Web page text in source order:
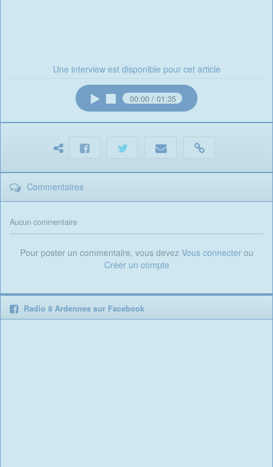
Une interview est disponible pour cet article
00:00 01:35
Commentaires
Aucun commentaire
Pour poster un commentaire, vous devez Vous connecterou
Créer un compte
Radio 8 Ardennes sur Facebook